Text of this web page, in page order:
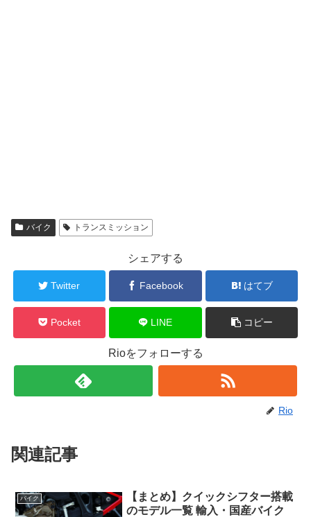
バイク トランスミッション
シェアする
Twitter Facebook はてブ
Pocket LINE コピー
Rioをフォローする
Rio
関連記事
バイク
【まとめ】クイックシフター搭載
のモデル一覧 輸入・国産バイク